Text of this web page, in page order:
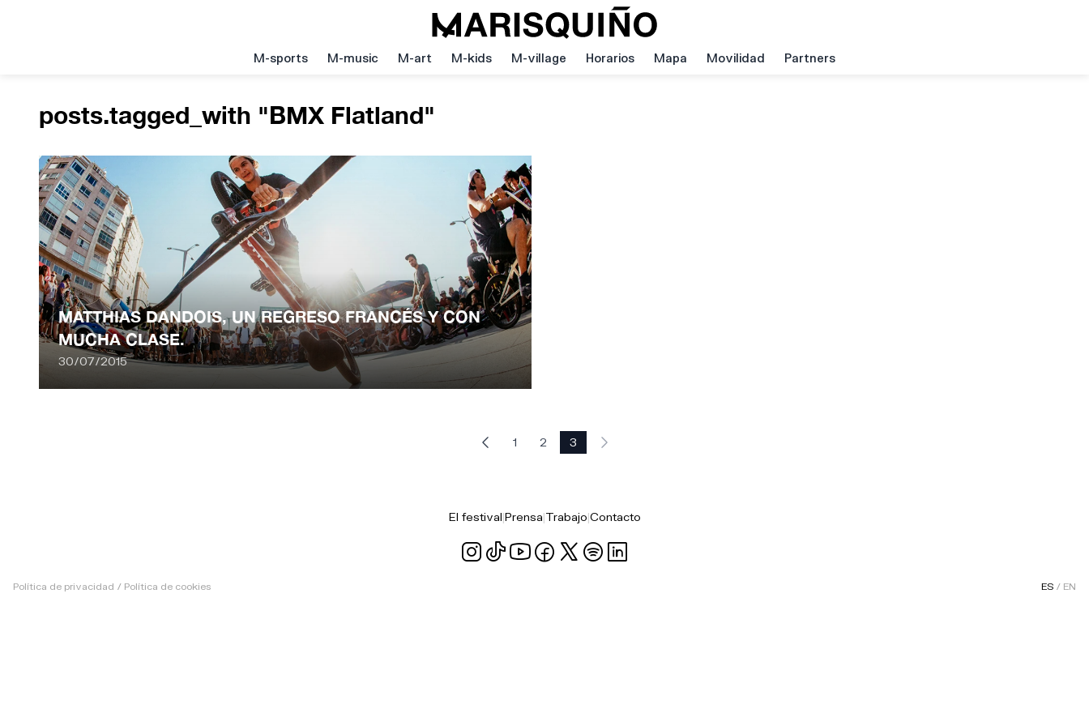
M-sports M-music M-art M-kids M-village Horarios Mapa Movilidad Partners
posts.tagged_with "BMX Flatland"
MATTHIAS DANDOIS, UN REGRESO FRANCÉS Y CON
MUCHA CLASE.
30/07/2015
1 2 3
El festival|Prensa|Trabajo|Contacto
Política de privacidad / Política de cookies ES / EN